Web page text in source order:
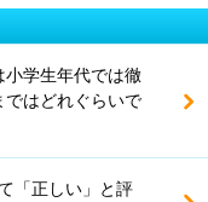
小学生年代では徹
はどれぐらいで
「正しい」と評